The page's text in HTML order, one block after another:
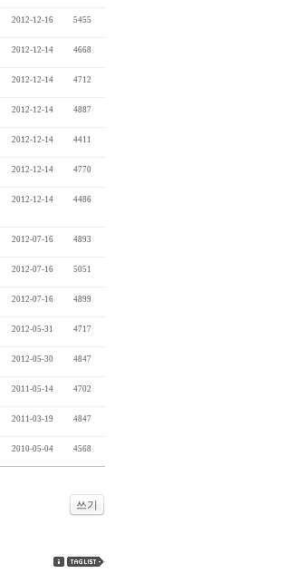
2012-12-16 5455
2012-12-14 4668
2012-12-14 4712
2012-12-14 4887
2012-12-14 4411
2012-12-14 4770
2012-12-14 4486
2012-07-16 4893
2012-07-16 5051
2012-07-16 4899
2012-05-31 4717
2012-05-30 4847
2011-05-14 4702
2011-03-19 4847
2010-05-04 4568
쓰기